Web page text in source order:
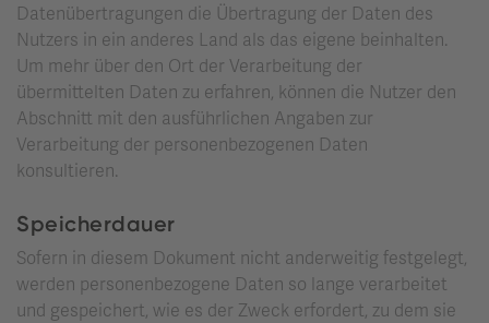
Datenübertragungen die Übertragung der Daten des
Nutzers in ein anderes Land als das eigene beinhalten.
Um mehr über den Ort der Verarbeitung der
übermittelten Daten zu erfahren, können die Nutzer den
Abschnitt mit den ausführlichen Angaben zur
Verarbeitung der personenbezogenen Daten
konsultieren.
Speicherdauer
Sofern in diesem Dokument nicht anderweitig festgelegt,
werden personenbezogene Daten so lange verarbeitet
und gespeichert, wie es der Zweck erfordert, zu dem sie